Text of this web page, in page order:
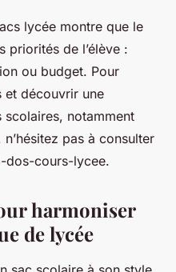
lycée montre que le
priorités de l’élève :
ou budget. Pour
et découvrir une
scolaires, notamment
pas à consulter
dos-cours-lycee.
harmoniser
de lycée